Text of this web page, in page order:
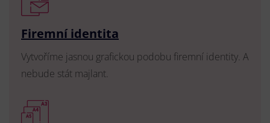
Firemní identita
Vytvoříme jasnou grafickou podobu firemní identity. A
nebude stát majlant.